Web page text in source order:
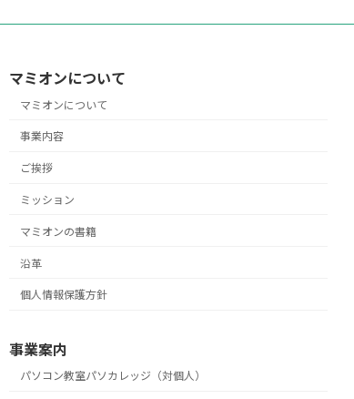
マミオンについて
マミオンについて
事業内容
ご挨拶
ミッション
マミオンの書籍
沿革
個人情報保護方針
事業案内
パソコン教室パソカレッジ（対個人）